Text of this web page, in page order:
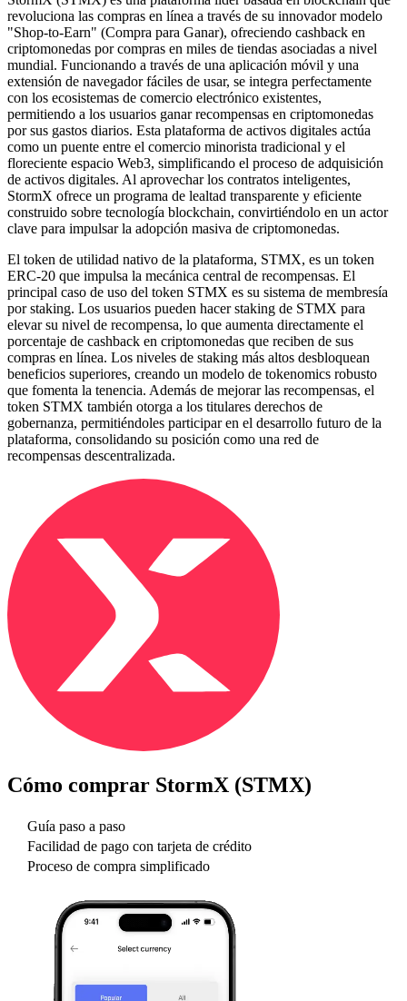
revoluciona las compras en línea a través de su innovador modelo
"Shop-to-Earn" (Compra para Ganar), ofreciendo cashback en
criptomonedas por compras en miles de tiendas asociadas a nivel
mundial. Funcionando a través de una aplicación móvil y una
extensión de navegador fáciles de usar, se integra perfectamente
con los ecosistemas de comercio electrónico existentes,
permitiendo a los usuarios ganar recompensas en criptomonedas
por sus gastos diarios. Esta plataforma de activos digitales actúa
como un puente entre el comercio minorista tradicional y el
floreciente espacio Web3, simplificando el proceso de adquisición
de activos digitales. Al aprovechar los contratos inteligentes,
StormX ofrece un programa de lealtad transparente y eficiente
construido sobre tecnología blockchain, convirtiéndolo en un actor
clave para impulsar la adopción masiva de criptomonedas.
El token de utilidad nativo de la plataforma, STMX, es un token
ERC-20 que impulsa la mecánica central de recompensas. El
principal caso de uso del token STMX es su sistema de membresía
por staking. Los usuarios pueden hacer staking de STMX para
elevar su nivel de recompensa, lo que aumenta directamente el
porcentaje de cashback en criptomonedas que reciben de sus
compras en línea. Los niveles de staking más altos desbloquean
beneficios superiores, creando un modelo de tokenomics robusto
que fomenta la tenencia. Además de mejorar las recompensas, el
token STMX también otorga a los titulares derechos de
gobernanza, permitiéndoles participar en el desarrollo futuro de la
plataforma, consolidando su posición como una red de
recompensas descentralizada.
Cómo comprar StormX (STMX)
Guía paso a paso
Facilidad de pago con tarjeta de crédito
Proceso de compra simplificado